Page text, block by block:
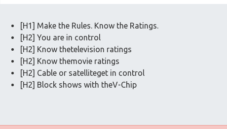
[H1] Make the Rules. Know the Ratings.
[H2] You are in control
[H2] Know thetelevision ratings
[H2] Know themovie ratings
[H2] Cable or satelliteget in control
[H2] Block shows with theV-Chip